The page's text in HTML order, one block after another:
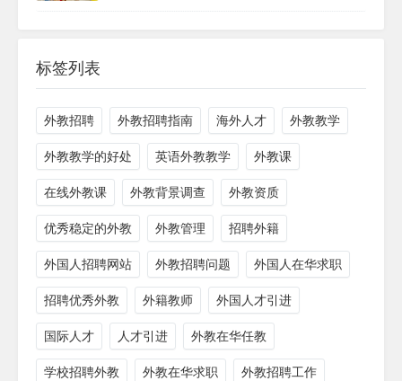
标签列表
外教招聘 外教招聘指南 海外人才 外教教学
外教教学的好处 英语外教教学 外教课
在线外教课 外教背景调查 外教资质
优秀稳定的外教 外教管理 招聘外籍
外国人招聘网站 外教招聘问题 外国人在华求职
招聘优秀外教 外籍教师 外国人才引进
国际人才 人才引进 外教在华任教
学校招聘外教 外教在华求职 外教招聘工作